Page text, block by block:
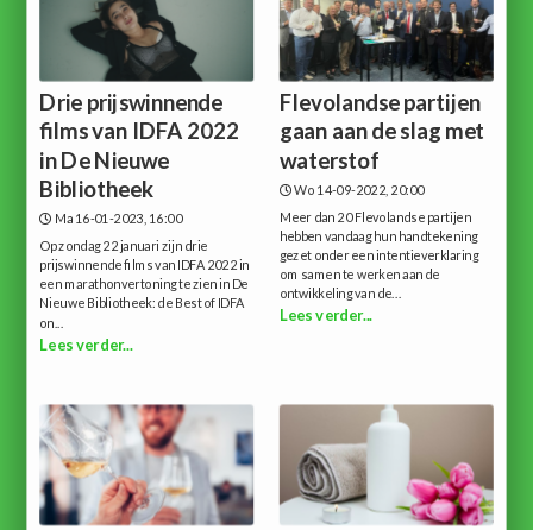
Drie prijswinnende
films van IDFA 2022
in De Nieuwe
Bibliotheek
Ma 16-01-2023, 16:00
Op zondag 22 januari zijn drie
prijswinnende films van IDFA 2022 in
een marathonvertoning te zien in De
Nieuwe Bibliotheek: de Best of IDFA
on...
Lees verder...
Flevolandse partijen
gaan aan de slag met
waterstof
Wo 14-09-2022, 20:00
Meer dan 20 Flevolandse partijen
hebben vandaag hun handtekening
gezet onder een intentieverklaring
om samen te werken aan de
ontwikkeling van de...
Lees verder...